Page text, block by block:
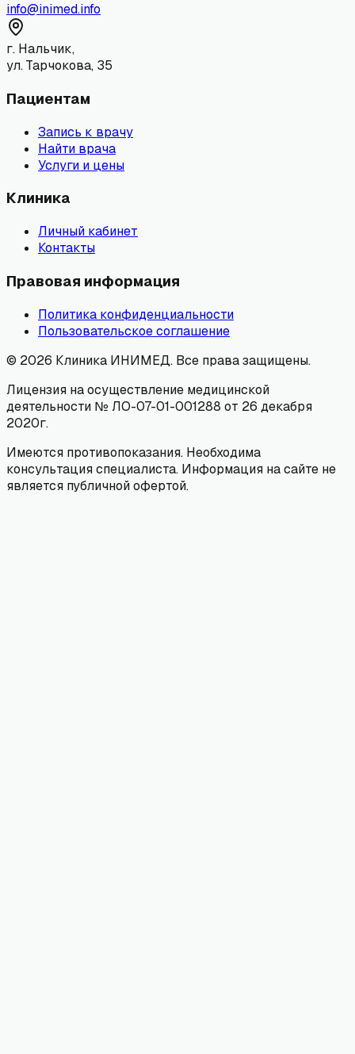
info@inimed.info
г. Нальчик,
ул. Тарчокова, 35
Пациентам
Запись к врачу
Найти врача
Услуги и цены
Клиника
Личный кабинет
Контакты
Правовая информация
Политика конфиденциальности
Пользовательское соглашение
© 2026 Клиника ИНИМЕД. Все права защищены.
Лицензия на осуществление медицинской
деятельности № ЛО-07-01-001288 от 26 декабря
2020г.
Имеются противопоказания. Необходима
консультация специалиста. Информация на сайте не
является публичной офертой.